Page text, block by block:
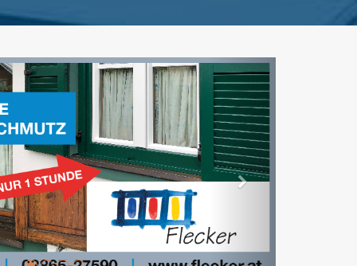
zu.
TÜR
Jahr ist eine konsequent
unerlässlich.
MEHR ÜBER
vorwärts